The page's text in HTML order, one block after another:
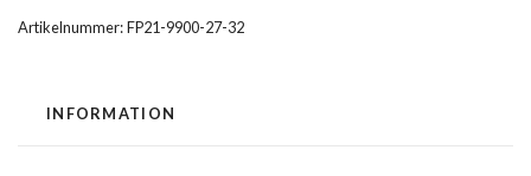
Artikelnummer:FP21-9900-27-32
INFORMATION